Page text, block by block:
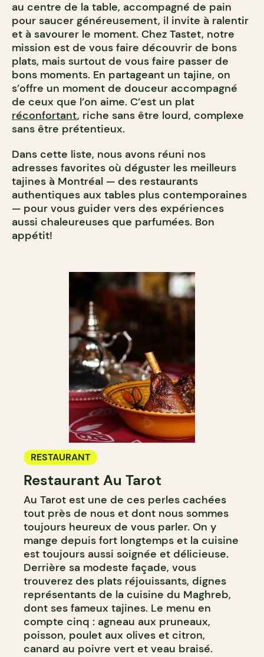
au centre de la table, accompagné de pain
pour saucer généreusement, il invite à ralentir
et à savourer le moment. Chez Tastet, notre
mission est de vous faire découvrir de bons
plats, mais surtout de vous faire passer de
bons moments. En partageant un tajine, on
s’offre un moment de douceur accompagné
de ceux que l’on aime. C’est un plat
réconfortant, riche sans être lourd, complexe
sans être prétentieux.
Dans cette liste, nous avons réuni nos
adresses favorites où déguster les meilleurs
tajines à Montréal — des restaurants
authentiques aux tables plus contemporaines
— pour vous guider vers des expériences
aussi chaleureuses que parfumées. Bon
appétit!
RESTAURANT
Restaurant Au Tarot
Au Tarot est une de ces perles cachées
tout près de nous et dont nous sommes
toujours heureux de vous parler. On y
mange depuis fort longtemps et la cuisine
est toujours aussi soignée et délicieuse.
Derrière sa modeste façade, vous
trouverez des plats réjouissants, dignes
représentants de la cuisine du Maghreb,
dont ses fameux tajines. Le menu en
compte cinq : agneau aux pruneaux,
poisson, poulet aux olives et citron,
canard au poivre vert et veau braisé.